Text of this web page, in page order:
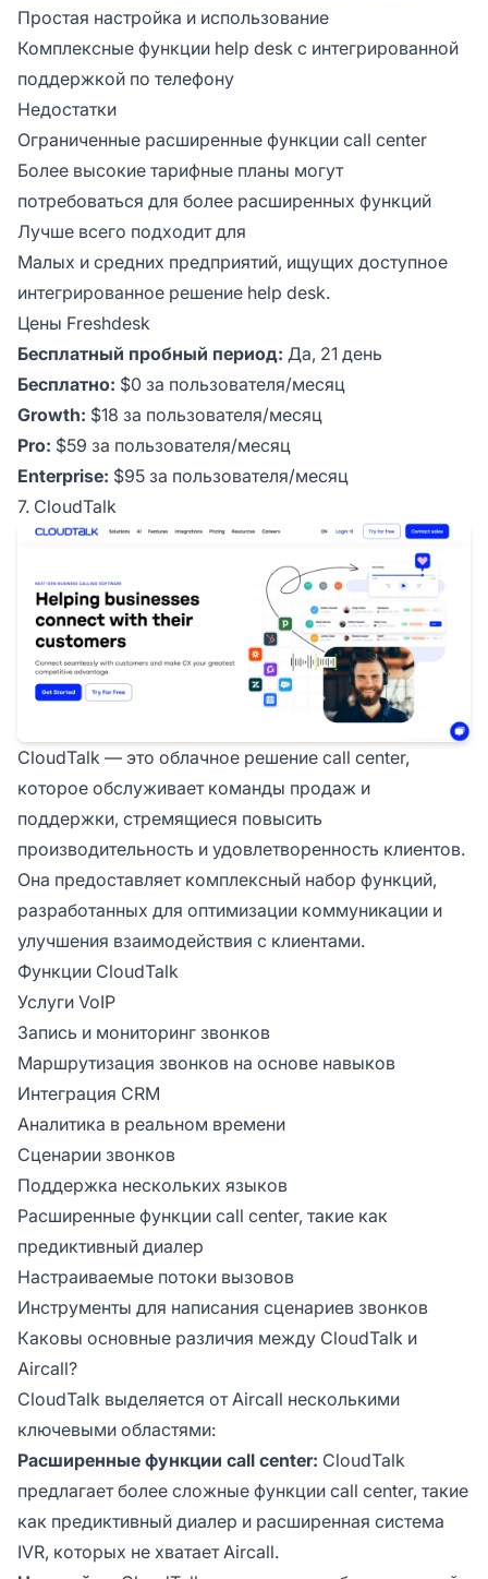
Простая настройка и использование
Комплексные функции help desk с интегрированной
поддержкой по телефону
Недостатки
Ограниченные расширенные функции call center
Более высокие тарифные планы могут
потребоваться для более расширенных функций
Лучше всего подходит для
Малых и средних предприятий, ищущих доступное
интегрированное решение help desk.
Цены Freshdesk
Бесплатный пробный период: Да, 21 день
Бесплатно: $0 за пользователя/месяц
Growth: $18 за пользователя/месяц
Pro: $59 за пользователя/месяц
Enterprise: $95 за пользователя/месяц
7. CloudTalk
CloudTalk — это облачное решение call center,
которое обслуживает команды продаж и
поддержки, стремящиеся повысить
производительность и удовлетворенность клиентов.
Она предоставляет комплексный набор функций,
разработанных для оптимизации коммуникации и
улучшения взаимодействия с клиентами.
Функции CloudTalk
Услуги VoIP
Запись и мониторинг звонков
Маршрутизация звонков на основе навыков
Интеграция CRM
Аналитика в реальном времени
Сценарии звонков
Поддержка нескольких языков
Расширенные функции call center, такие как
предиктивный диалер
Настраиваемые потоки вызовов
Инструменты для написания сценариев звонков
Каковы основные различия между CloudTalk и
Aircall?
CloudTalk выделяется от Aircall несколькими
ключевыми областями:
Расширенные функции call center: CloudTalk
предлагает более сложные функции call center, такие
как предиктивный диалер и расширенная система
IVR, которых не хватает Aircall.